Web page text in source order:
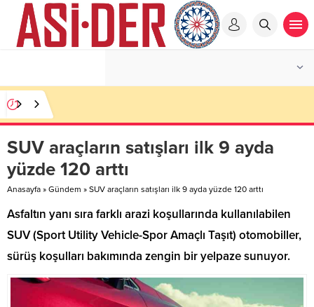
SUV araçların satışları ilk 9 ayda
yüzde 120 arttı
Anasayfa » Gündem » SUV araçların satışları ilk 9 ayda yüzde 120 arttı
Asfaltın yanı sıra farklı arazi koşullarında kullanılabilen
SUV (Sport Utility Vehicle-Spor Amaçlı Taşıt) otomobiller,
sürüş koşulları bakımında zengin bir yelpaze sunuyor.